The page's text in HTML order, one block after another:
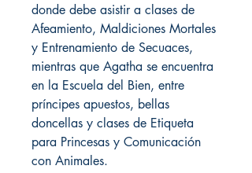
donde debe asistir a clases de
Afeamiento, Maldiciones Mortales
y Entrenamiento de Secuaces,
mientras que Agatha se encuentra
en la Escuela del Bien, entre
príncipes apuestos, bellas
doncellas y clases de Etiqueta
para Princesas y Comunicación
con Animales.